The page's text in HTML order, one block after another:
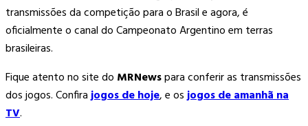
transmissões da competição para o Brasil e agora, é
oficialmente o canal do Campeonato Argentino em terras
brasileiras.
Fique atento no site do MRNewspara conferir as transmissões
dos jogos. Confirajogos de hoje, e osjogos de amanhã na
TV.